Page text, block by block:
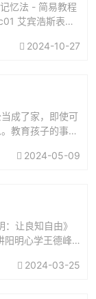
忆法 - 简易教程
艾宾浩斯表格
2024-10-27
成了家，即使可
教育孩子的事，
2024-05-09
让良知自由》
阳明心学王德峰
2024-03-25